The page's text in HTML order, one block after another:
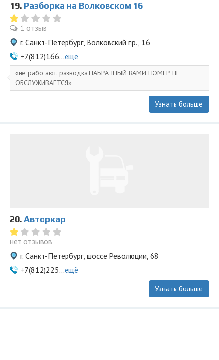
19. Разборка на Волковском 16
1 отзыв
г. Санкт-Петербург, Волковский пр., 16
+7(812)166...ещё
не работают. разводка.НАБРАННЫЙ ВАМИ НОМЕР НЕ
ОБСЛУЖИВАЕТСЯ
Узнать больше
20. Авторкар
нет отзывов
г. Санкт-Петербург, шоссе Революции, 68
+7(812)225...ещё
Узнать больше